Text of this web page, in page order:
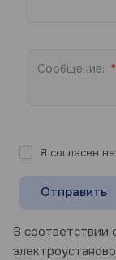
Сообщение: *
Я согласен на
В соответствии